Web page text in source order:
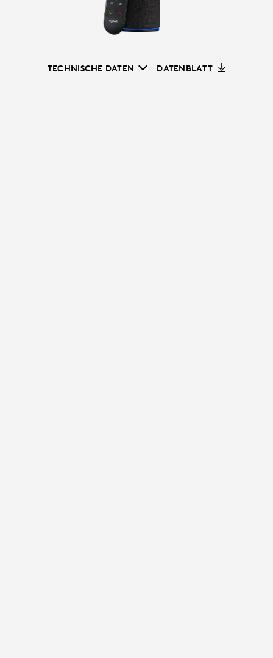
TECHNISCHE DATEN DATENBLATT